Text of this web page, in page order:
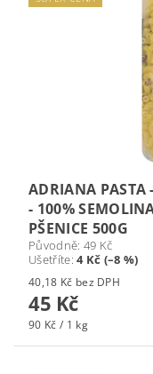
ADRIANA PASTA
- 100%
PŠENICE 500G
Původně: 49 Kč
Ušetříte:4 Kč (–8 %)
40,18 Kč bez DPH
45 Kč
90 Kč / 1 kg